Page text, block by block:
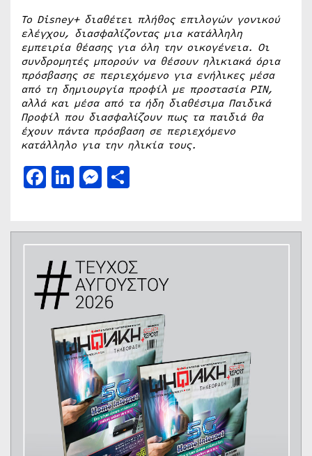
Το Disney+ διαθέτει πλήθος επιλογών γονικού
ελέγχου, διασφαλίζοντας μια κατάλληλη
εμπειρία θέασης για όλη την οικογένεια. Οι
συνδρομητές μπορούν να θέσουν ηλικιακά όρια
πρόσβασης σε περιεχόμενο για ενήλικες μέσα
από τη δημιουργία προφίλ με προστασία PIN,
αλλά και μέσα από τα ήδη διαθέσιμα Παιδικά
Προφίλ που διασφαλίζουν πως τα παιδιά θα
έχουν πάντα πρόσβαση σε περιεχόμενο
κατάλληλο για την ηλικία τους.
Facebook
LinkedIn
Messenger